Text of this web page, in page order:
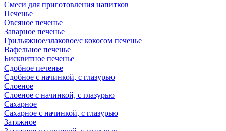
Смеси для приготовления напитков
Печенье
Овсяное печенье
Заварное печенье
Грильяжное/злаковое/с кокосом печенье
Вафельное печенье
Бисквитное печенье
Сдобное печенье
Сдобное с начинкой, с глазурью
Слоеное
Слоеное с начинкой, с глазурью
Сахарное
Сахарное с начинкой, с глазурью
Затяжное